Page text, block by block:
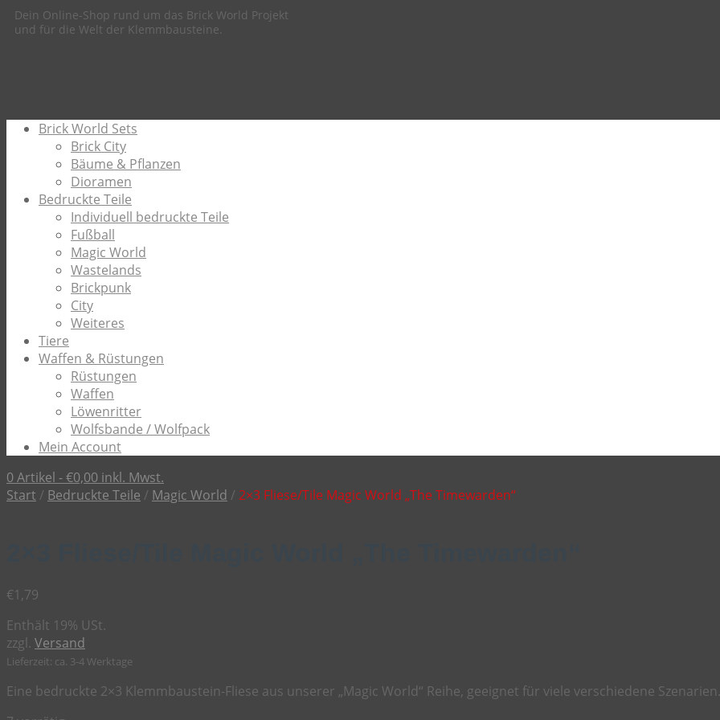
Dein Online-Shop rund um das Brick World Projekt
und für die Welt der Klemmbausteine.
Brick World Sets
Brick City
Bäume & Pflanzen
Dioramen
Bedruckte Teile
Individuell bedruckte Teile
Fußball
Magic World
Wastelands
Brickpunk
City
Weiteres
Tiere
Waffen & Rüstungen
Rüstungen
Waffen
Löwenritter
Wolfsbande / Wolfpack
Mein Account
0 Artikel -€0,00 inkl. Mwst.
Start / Bedruckte Teile / Magic World / 2×3 Fliese/Tile Magic World „The Timewarden“
€1,79
Enthält 19% USt.
zzgl. Versand
Lieferzeit: ca. 3-4 Werktage
Eine bedruckte 2×3 Klemmbaustein-Fliese aus unserer „Magic World“ Reihe, geeignet für viele verschiedene Szenarien.